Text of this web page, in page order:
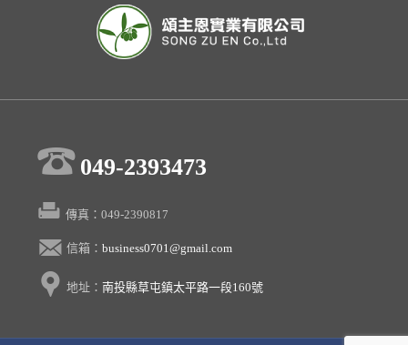
049-2393473
傳真：049-2390817
信箱： business0701@gmail.com
地址： 南投縣草屯鎮太平路一段160號